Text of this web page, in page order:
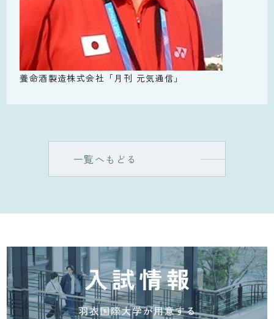
養命酒製造株式会社「月刊 元気通信」
一覧へもどる